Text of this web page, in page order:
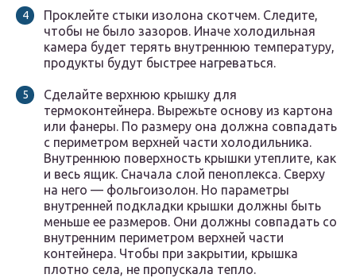
Проклейте стыки изолона скотчем. Следите,
чтобы не было зазоров. Иначе холодильная
камера будет терять внутреннюю температуру,
продукты будут быстрее нагреваться.
Сделайте верхнюю крышку для
термоконтейнера. Вырежьте основу из картона
или фанеры. По размеру она должна совпадать
с периметром верхней части холодильника.
Внутреннюю поверхность крышки утеплите, как
и весь ящик. Сначала слой пеноплекса. Сверху
на него — фольгоизолон. Но параметры
внутренней подкладки крышки должны быть
меньше ее размеров. Они должны совпадать со
внутренним периметром верхней части
контейнера. Чтобы при закрытии, крышка
плотно села, не пропускала тепло.